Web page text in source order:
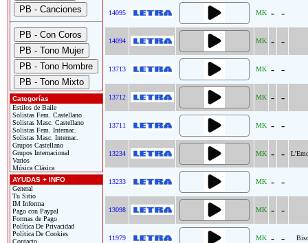
Categorías
Estilos de Baile
Solistas Fem. Castellano
Solistas Masc. Castellano
Solistas Fem. Internac.
Solistas Masc. Internac.
Grupos Castellano
Grupos Internacional
Varios
Música Clásica
AYUDAS + INFO
General
Tu Sitio
IM Informa
Pago con Paypal
Formas de Pago
Política De Privacidad
Política De Cookies
Contacto
14095 MK - -
14094 MK - -
13713 MK - -
13712 MK - -
13711 MK - -
13234 MK - -
13233 MK - -
13098 MK - -
11979 MK - -